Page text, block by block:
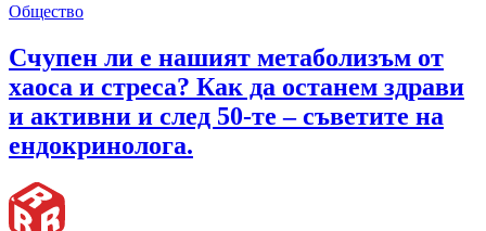
Общество
Счупен ли е нашият метаболизъм от
хаоса и стреса? Как да останем здрави
и активни и след 50-те – съветите на
ендокринолога.